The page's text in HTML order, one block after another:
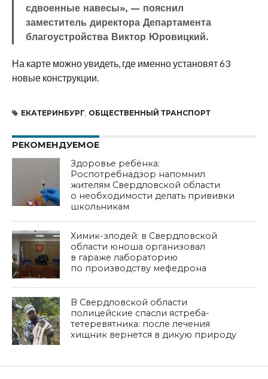
сдвоенные навесы», — пояснил
заместитель директора Департамента
благоустройства Виктор Юровицкий.
На карте можно увидеть, где именно установят 63
новые конструкции.
ЕКАТЕРИНБУРГ ОБЩЕСТВЕННЫЙ ТРАНСПОРТ
РЕКОМЕНДУЕМОЕ
Здоровье ребёнка:
Роспотребнадзор напомнил
жителям Свердловской области
о необходимости делать прививки
школьникам
Химик-злодей: в Свердловской
области юноша организовал
в гараже лабораторию
по производству мефедрона
В Свердловской области
полицейские спасли ястреба-
тетеревятника: после лечения
хищник вернется в дикую природу